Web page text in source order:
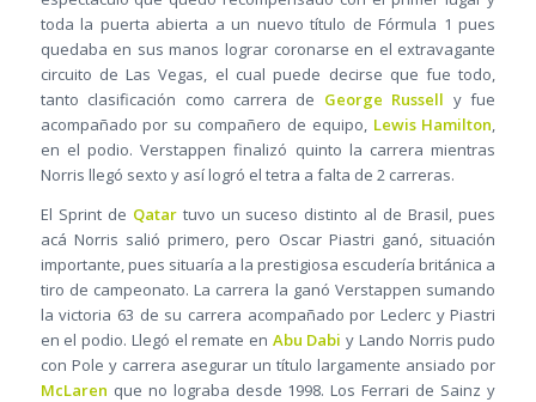
toda la puerta abierta a un nuevo título de Fórmula 1 pues
quedaba en sus manos lograr coronarse en el extravagante
circuito de Las Vegas, el cual puede decirse que fue todo,
tanto clasificación como carrera de George Russell y fue
acompañado por su compañero de equipo, Lewis Hamilton,
en el podio. Verstappen finalizó quinto la carrera mientras
Norris llegó sexto y así logró el tetra a falta de 2 carreras.
El Sprint de Qatartuvo un suceso distinto al de Brasil, pues
acá Norris salió primero, pero Oscar Piastri ganó, situación
importante, pues situaría a la prestigiosa escudería británica a
tiro de campeonato. La carrera la ganó Verstappen sumando
la victoria 63 de su carrera acompañado por Leclerc y Piastri
en el podio. Llegó el remate en Abu Dabi y Lando Norris pudo
con Pole y carrera asegurar un título largamente ansiado por
McLaren que no lograba desde 1998. Los Ferrari de Sainz y